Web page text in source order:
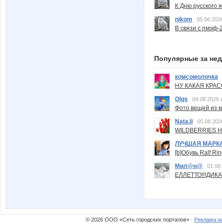
К Дню русского
nikom
В связи с пмэф-
Популярные за
комсомолочка
НУ КАКАЯ
Olgs
04.08.2026
Фото вещей из
Nata.li
ЛУЧШАЯ
[b]Обувь Ralf
Мил@н@
© 2026 ООО «Сеть городских порталов» · Реклама